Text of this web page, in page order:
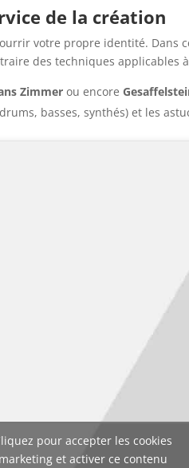
de la création
votre propre identité. Dans
des techniques applicables
Zimmer ou encore
basses, synthés) et les
pour accepter les cookies
marketing et activer ce contenu